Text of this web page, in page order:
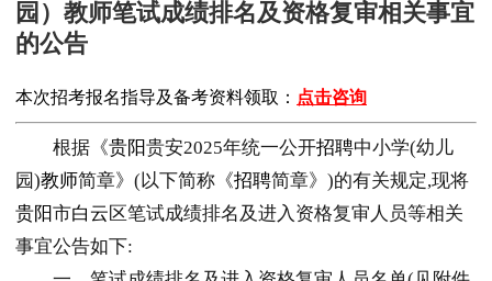
园）教师笔试成绩排名及资格复审相关事宜
的公告
本次招考报名指导及备考资料领取： 点击咨询
根据《贵阳贵安2025年统一公开招聘中小学(幼儿
园)教师简章》(以下简称《招聘简章》)的有关规定,现将
贵阳市白云区笔试成绩排名及进入资格复审人员等相关
事宜公告如下: